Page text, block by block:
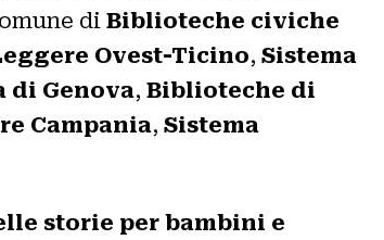
di Biblioteche civiche
Ovest-Ticino, Sistema
di Genova, Biblioteche di
Campania, Sistema
storie per bambini e